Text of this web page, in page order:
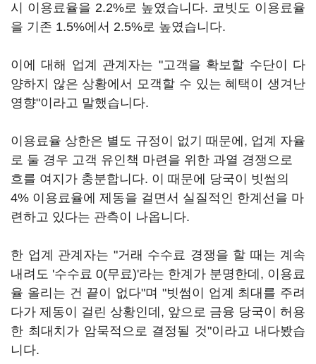
시 이용료율을 2.2%로 높였습니다. 코빗도 이용료율
을 기존 1.5%에서 2.5%로 높였습니다.
이에 대해 업계 관계자는 "고객을 확보할 수단이 다
양하지 않은 상황에서 모객할 수 있는 혜택이 생겨난
영향"이라고 말했습니다.
이용료율 상한은 별도 규정이 없기 때문에, 업계 자율
로 둘 경우 고객 유인책 마련을 위한 과열 경쟁으로
흐를 여지가 충분합니다. 이 때문에 당국이 빗썸의
4% 이용료율에 제동을 걸면서 실질적인 한계선을 마
련하고 있다는 관측이 나옵니다.
한 업계 관계자는 "거래 수수료 경쟁을 할 때는 계속
내려도 '수수료 0(무료)'라는 한계가 분명한데, 이용료
율 올리는 건 끝이 없다"며 "빗썸이 업계 최대를 주려
다가 제동이 걸린 상황인데, 앞으로 금융 당국이 허용
한 최대치가 암묵적으로 결정될 것"이라고 내다봤습
니다.